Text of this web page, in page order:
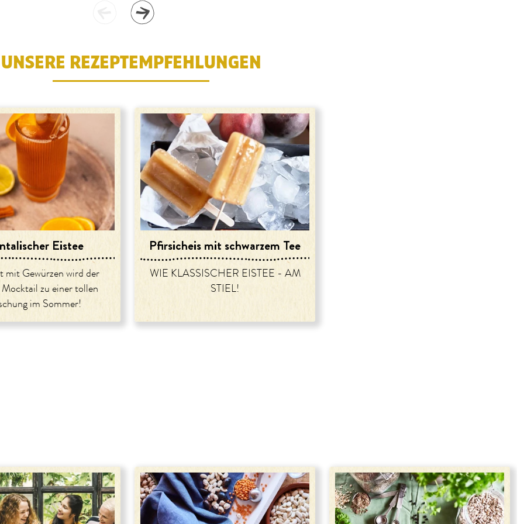
UNSERE REZEPTEMPFEHLUNGEN
Eistee
mit Gewürzen wird der
zu einer tollen
im Sommer!
Pfirsicheis mit schwarzem Tee
WIE KLASSISCHER EISTEE - AM
STIEL!